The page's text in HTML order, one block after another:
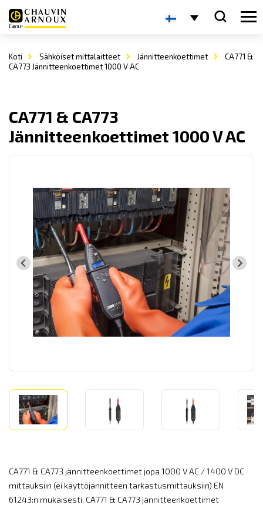
Koti Sähköiset mittalaitteet Jännitteenkoettimet
CA771 &
CA773 Jännitteenkoettimet 1000 V AC
CA771 & CA773
Jännitteenkoettimet 1000 V AC
CA771 & CA773 jännitteenkoettimet jopa 1000 V AC / 1400 V DC
mittauksiin (ei käyttöjännitteen tarkastusmittauksiin) EN
61243:n mukaisesti. CA771 & CA773 jännitteenkoettimet